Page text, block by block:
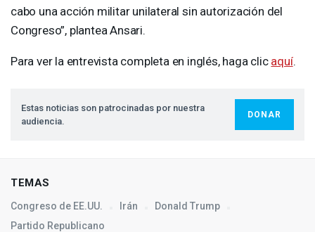
cabo una acción militar unilateral sin autorización del
Congreso”, plantea Ansari.
Para ver la entrevista completa en inglés, haga clic aquí.
Estas noticias son patrocinadas por nuestra
audiencia.
DONAR
TEMAS
Congreso de EE.UU. Irán
Donald Trump
Partido Republicano